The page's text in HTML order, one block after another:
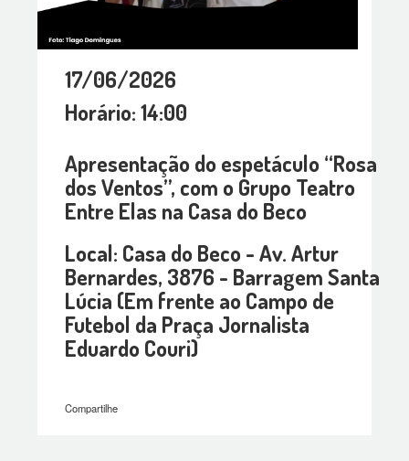
17/06/2026
Horário: 14:00
Apresentação do espetáculo “Rosa
dos Ventos”, com o Grupo Teatro
Entre Elas na Casa do Beco
Local: Casa do Beco - Av. Artur
Bernardes, 3876 - Barragem Santa
Lúcia (Em frente ao Campo de
Futebol da Praça Jornalista
Eduardo Couri)
Compartilhe